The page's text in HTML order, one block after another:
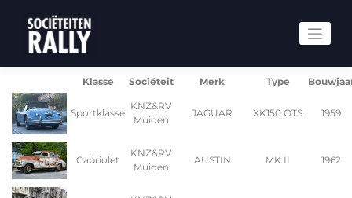
Klasse Sociëteit Merk Type
Sportklasse
KNZ&RV
Muiden
JAGUAR XK150 OTS 1959
Cabriolet
KNZ&RV
Muiden
AUSTIN MK II 1962